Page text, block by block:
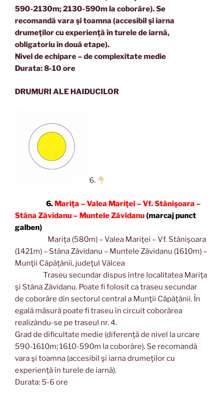
590-2130m; 2130-590m la coborâre). Se
recomandă vara şi toamna (accesibil şi iarna
drumeţilor cu experienţă în turele de iarnă,
obligatoriu în două etape).
Nivel de echipare – de complexitate medie
Durata: 8-10 ore
DRUMURI ALE HAIDUCILOR
6.
6. Mariţa – Valea Mariţei – Vf. Stânişoara –
Stâna Zăvidanu – Muntele Zăvidanu(marcaj punct
galben)
Mariţa (580m) – Valea Mariţei – Vf. Stânişoara
(1421m) – Stâna Zăvidanu – Muntele Zăvidanu (1610m) –
Munţii Căpăţânii, judeţul Vâlcea
Traseu secundar dispus între localitatea Mariţa
şi Stâna Zăvidanu. Poate fi folosit ca traseu secundar
de coborâre din sectorul central a Munţii Căpăţânii. În
egală măsură poate fi traseu în circuit coborârea
realizându-se pe traseul nr. 4.
Grad de dificultate medie (diferenţă de nivel la urcare
590-1610m; 1610-590m la coborâre). Se recomandă
vara şi toamna (accesibil şi iarna drumeţilor cu
experienţă în turele de iarnă).
Durata: 5-6 ore